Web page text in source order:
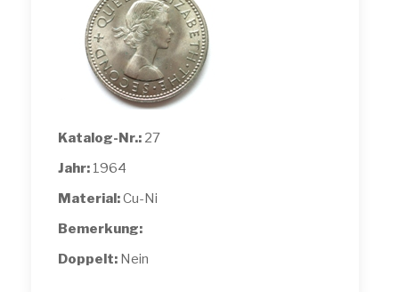
Katalog-Nr.: 27
Jahr: 1964
Material:Cu-Ni
Bemerkung:
Doppelt: Nein